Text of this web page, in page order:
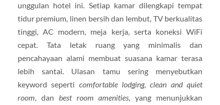
unggulan hotel ini. Setiap kamar dilengkapi tempat
tidur premium, linen bersih dan lembut, TV berkualitas
tinggi, AC modern, meja kerja, serta koneksi WiFi
cepat. Tata letak ruang yang minimalis dan
pencahayaan alami membuat suasana kamar terasa
lebih santai. Ulasan tamu sering menyebutkan
keyword seperti comfortable lodging,clean and quiet
room, dan best room amenities, yang menunjukkan